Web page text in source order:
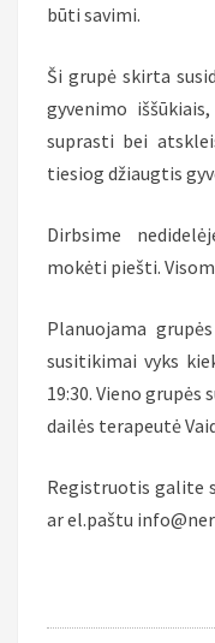
būti savimi.
Ši grupė skirta
gyvenimo
suprasti bei
tiesiog džiaugtis
Dirbsime
mokėti piešti.
Planuojama
susitikimai vyks
19:30. Vieno grupės
dailės terapeutė
Registruotis galite
ar el.paštu